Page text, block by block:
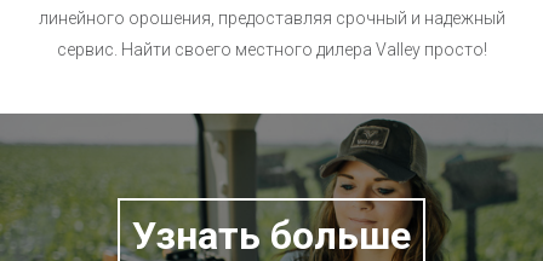
линейного орошения, предоставляя срочный и надежный
сервис. Найти своего местного дилера Valley просто!
Узнать больше